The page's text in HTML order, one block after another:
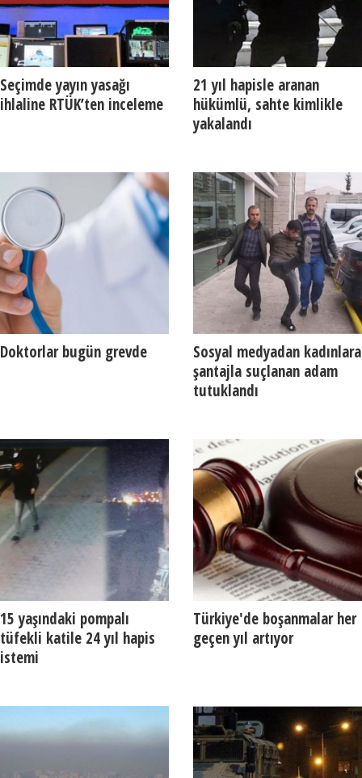
Seçimde yayın yasağı
ihlaline RTÜK’ten inceleme
21 yıl hapisle aranan
hükümlü, sahte kimlikle
yakalandı
Doktorlar bugün grevde
Sosyal medyadan kadınlara
şantajla suçlanan adam
tutuklandı
15 yaşındaki pompalı
tüfekli katile 24 yıl hapis
istemi
Türkiye'de boşanmalar her
geçen yıl artıyor